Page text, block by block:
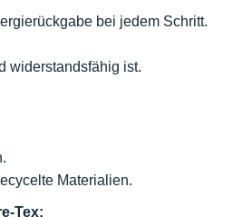
bei jedem Schritt.
widerstandsfähig ist.
Materialien.
Tex: